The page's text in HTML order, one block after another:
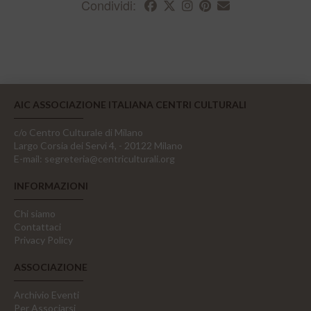
Condividi:
AIC ASSOCIAZIONE ITALIANA CENTRI CULTURALI
c/o Centro Culturale di Milano
Largo Corsia dei Servi 4, - 20122 Milano
E-mail: segreteria@centriculturali.org
INFORMAZIONI
Chi siamo
Contattaci
Privacy Policy
ASSOCIAZIONE
Archivio Eventi
Per Associarsi